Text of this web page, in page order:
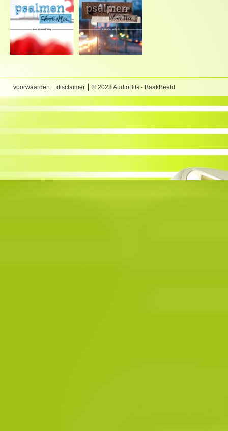
voorwaarden disclaimer © 2023 AudioBits - BaakBeeld